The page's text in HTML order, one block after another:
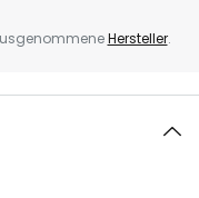
Hersteller.